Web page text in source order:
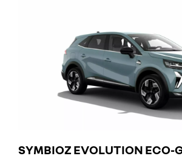
SYMBIOZ EVOLUTION ECO-